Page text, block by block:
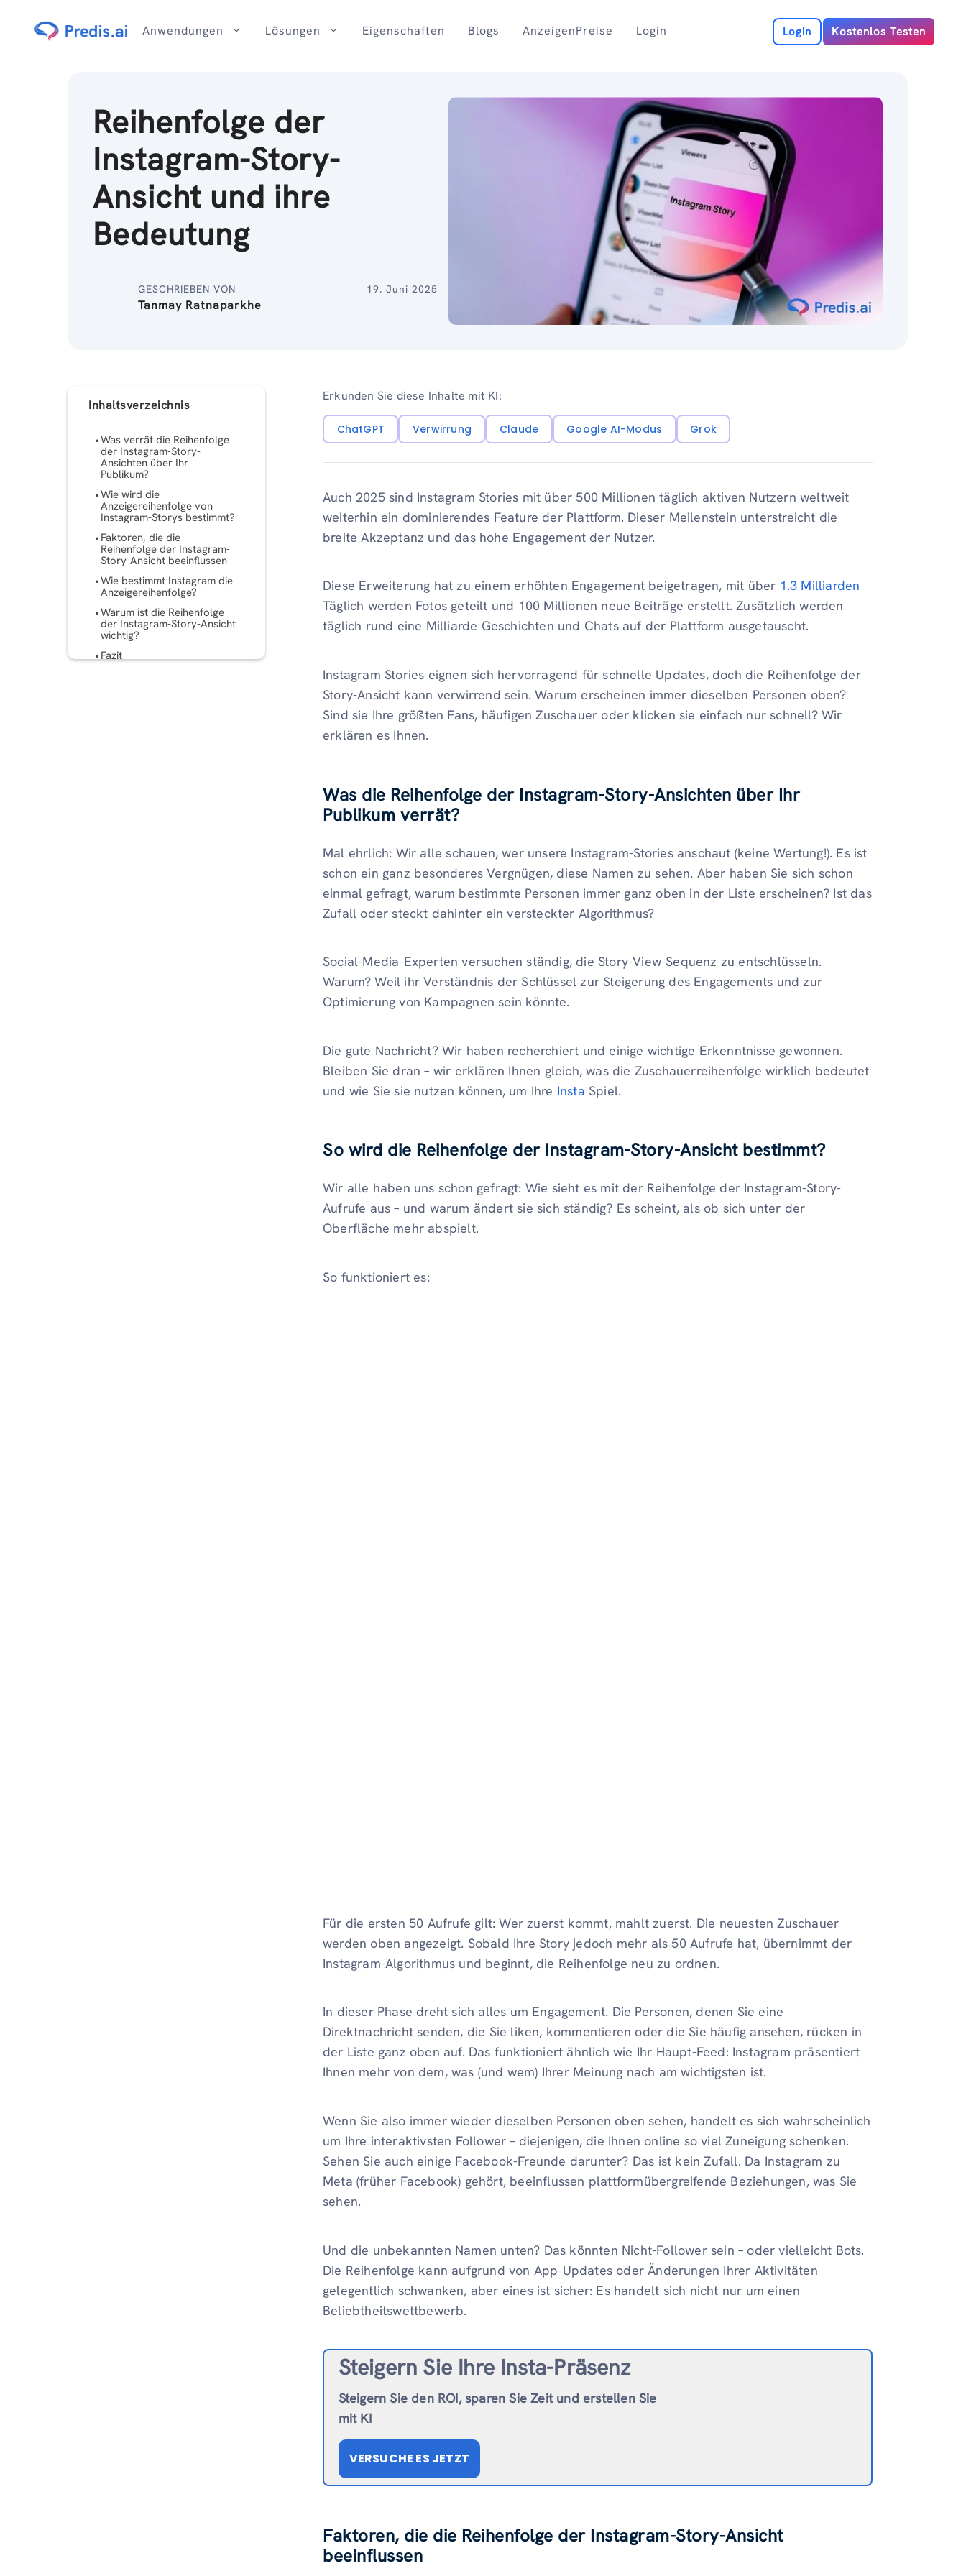
Anwendungen Lösungen Eigenschaften Blogs AnzeigenPreise Login Login Kostenlos Testen
Reihenfolge der
Instagram-Story-
Ansicht und ihre
Bedeutung
GESCHRIEBEN VON
Tanmay Ratnaparkhe
19. Juni 2025
Inhaltsverzeichnis
Was verrät die Reihenfolge
der Instagram-Story-
Ansichten über Ihr
Publikum?
Wie wird die
Anzeigereihenfolge von
Instagram-Storys bestimmt?
Faktoren, die die
Reihenfolge der Instagram-
Story-Ansicht beeinflussen
Wie bestimmt Instagram die
Anzeigereihenfolge?
Warum ist die Reihenfolge
der Instagram-Story-Ansicht
wichtig?
Fazit
Erkunden Sie diese Inhalte mit KI:
ChatGPT Verwirrung Claude Google AI-Modus Grok
Auch 2025 sind Instagram Stories mit über 500 Millionen täglich aktiven Nutzern weltweit
weiterhin ein dominierendes Feature der Plattform. Dieser Meilenstein unterstreicht die
breite Akzeptanz und das hohe Engagement der Nutzer.
Diese Erweiterung hat zu einem erhöhten Engagement beigetragen, mit über 1.3 Milliarden
Täglich werden Fotos geteilt und 100 Millionen neue Beiträge erstellt. Zusätzlich werden
täglich rund eine Milliarde Geschichten und Chats auf der Plattform ausgetauscht.
Instagram Stories eignen sich hervorragend für schnelle Updates, doch die Reihenfolge der
Story-Ansicht kann verwirrend sein. Warum erscheinen immer dieselben Personen oben?
Sind sie Ihre größten Fans, häufigen Zuschauer oder klicken sie einfach nur schnell? Wir
erklären es Ihnen.
Was die Reihenfolge der Instagram-Story-Ansichten über Ihr
Publikum verrät?
Mal ehrlich: Wir alle schauen, wer unsere Instagram-Stories anschaut (keine Wertung!). Es ist
schon ein ganz besonderes Vergnügen, diese Namen zu sehen. Aber haben Sie sich schon
einmal gefragt, warum bestimmte Personen immer ganz oben in der Liste erscheinen? Ist das
Zufall oder steckt dahinter ein versteckter Algorithmus?
Social-Media-Experten versuchen ständig, die Story-View-Sequenz zu entschlüsseln.
Warum? Weil ihr Verständnis der Schlüssel zur Steigerung des Engagements und zur
Optimierung von Kampagnen sein könnte.
Die gute Nachricht? Wir haben recherchiert und einige wichtige Erkenntnisse gewonnen.
Bleiben Sie dran – wir erklären Ihnen gleich, was die Zuschauerreihenfolge wirklich bedeutet
und wie Sie sie nutzen können, um Ihre Insta Spiel.
So wird die Reihenfolge der Instagram-Story-Ansicht bestimmt?
Wir alle haben uns schon gefragt: Wie sieht es mit der Reihenfolge der Instagram-Story-
Aufrufe aus – und warum ändert sie sich ständig? Es scheint, als ob sich unter der
Oberfläche mehr abspielt.
So funktioniert es:
Für die ersten 50 Aufrufe gilt: Wer zuerst kommt, mahlt zuerst. Die neuesten Zuschauer
werden oben angezeigt. Sobald Ihre Story jedoch mehr als 50 Aufrufe hat, übernimmt der
Instagram-Algorithmus und beginnt, die Reihenfolge neu zu ordnen.
In dieser Phase dreht sich alles um Engagement. Die Personen, denen Sie eine
Direktnachricht senden, die Sie liken, kommentieren oder die Sie häufig ansehen, rücken in
der Liste ganz oben auf. Das funktioniert ähnlich wie Ihr Haupt-Feed: Instagram präsentiert
Ihnen mehr von dem, was (und wem) Ihrer Meinung nach am wichtigsten ist.
Wenn Sie also immer wieder dieselben Personen oben sehen, handelt es sich wahrscheinlich
um Ihre interaktivsten Follower – diejenigen, die Ihnen online so viel Zuneigung schenken.
Sehen Sie auch einige Facebook-Freunde darunter? Das ist kein Zufall. Da Instagram zu
Meta (früher Facebook) gehört, beeinflussen plattformübergreifende Beziehungen, was Sie
sehen.
Und die unbekannten Namen unten? Das könnten Nicht-Follower sein – oder vielleicht Bots.
Die Reihenfolge kann aufgrund von App-Updates oder Änderungen Ihrer Aktivitäten
gelegentlich schwanken, aber eines ist sicher: Es handelt sich nicht nur um einen
Beliebtheitswettbewerb.
Steigern Sie Ihre Insta-Präsenz
Steigern Sie den ROI, sparen Sie Zeit und erstellen Sie
mit KI
VERSUCHE ES JETZT
Faktoren, die die Reihenfolge der Instagram-Story-Ansicht
beeinflussen